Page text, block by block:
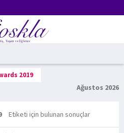
2019
Ağustos 2026
Etiketi için bulunan sonuçlar